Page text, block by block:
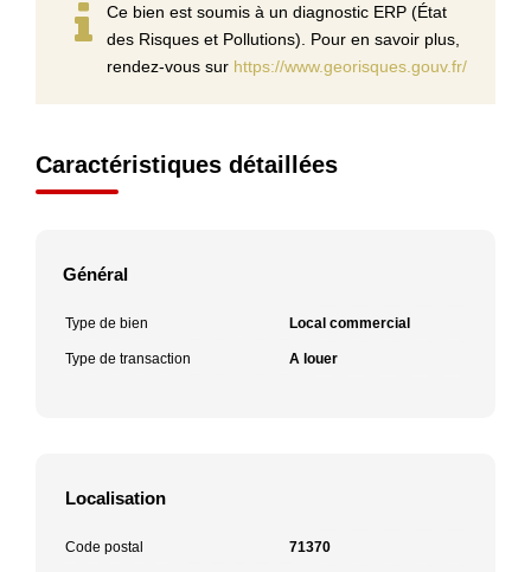
Ce bien est soumis à un diagnostic ERP (État
des Risques et Pollutions). Pour en savoir plus,
rendez-vous sur https://www.georisques.gouv.fr/
Caractéristiques détaillées
Général
Type de bien Local commercial
Type de transaction A louer
Localisation
Code postal 71370